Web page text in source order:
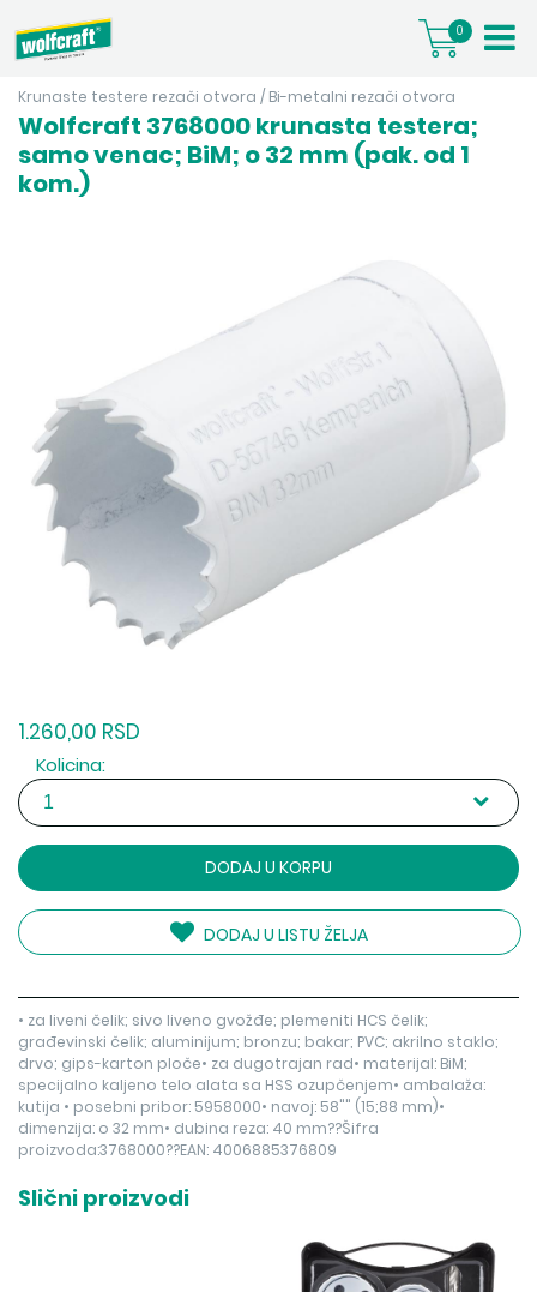
0
Krunaste testere rezači otvora / Bi-metalni rezači otvora
Wolfcraft 3768000 krunasta testera;
samo venac; BiM; o 32 mm (pak. od 1
kom.)
1.260,00 RSD
Kolicina:
DODAJ U KORPU
DODAJ U LISTU ŽELJA
• za liveni čelik; sivo liveno gvožđe; plemeniti HCS čelik;
građevinski čelik; aluminijum; bronzu; bakar; PVC; akrilno staklo;
drvo; gips-karton ploče• za dugotrajan rad• materijal: BiM;
specijalno kaljeno telo alata sa HSS ozupčenjem• ambalaža:
kutija • posebni pribor: 5958000• navoj: 58"" (15;88 mm)•
dimenzija: o 32 mm• dubina reza: 40 mm??Šifra
proizvoda:3768000??EAN: 4006885376809
Slični proizvodi